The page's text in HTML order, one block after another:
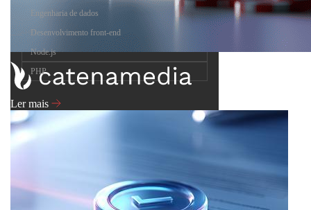
Engenharia de dados
Desenvolvimento front-end
Node.js
PHP
Ler mais